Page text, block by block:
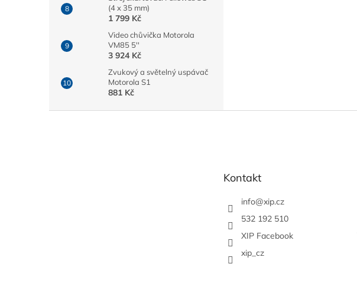
(4 x 35 mm)
1 799 Kč
Video chůvička Motorola
VM85 5''
3 924 Kč
Zvukový a světelný uspávač
Motorola S1
881 Kč
Kontakt
info@xip.cz
532 192 510
XIP Facebook
xip_cz